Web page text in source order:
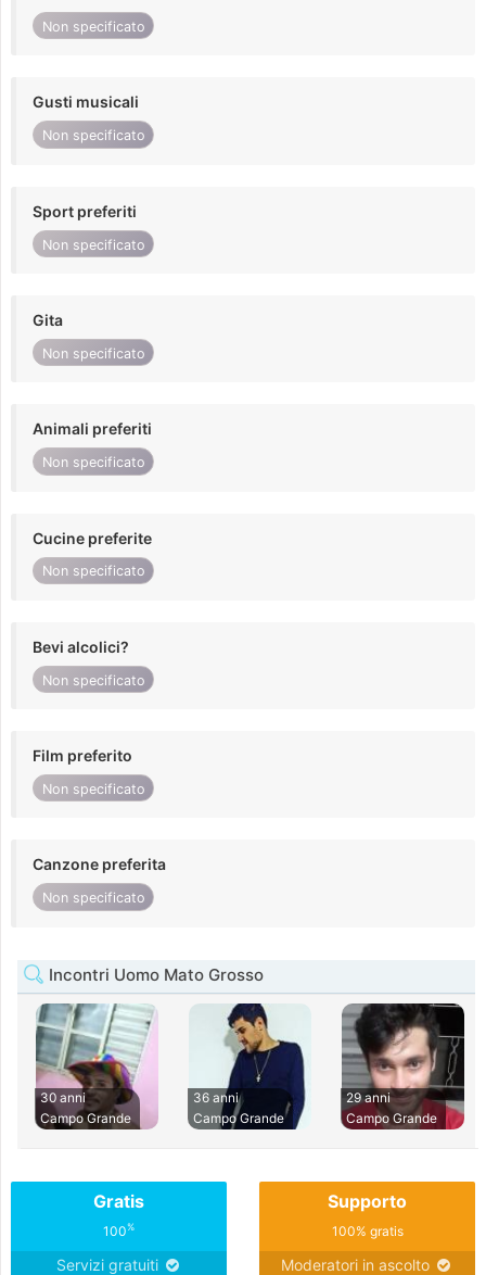
Non specificato
Gusti musicali
Non specificato
Sport preferiti
Non specificato
Gita
Non specificato
Animali preferiti
Non specificato
Cucine preferite
Non specificato
Bevi alcolici?
Non specificato
Film preferito
Non specificato
Canzone preferita
Non specificato
Incontri Uomo Mato Grosso
30 anni
Campo Grande
36 anni
Campo Grande
29 anni
Campo Grande
Gratis
100%
Servizi gratuiti
Supporto
100% gratis
Moderatori in ascolto